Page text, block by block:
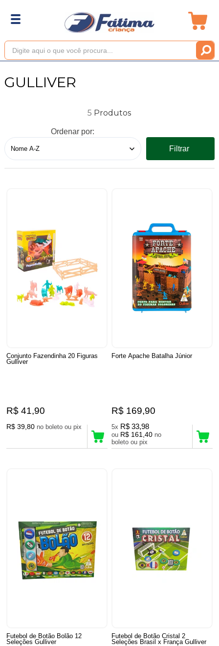
GULLIVER
5
Ordenar por:
Filtrar
Conjunto Fazendinha 20 Figuras
Gulliver
R$ 41,90
R$ 39,80 no boleto ou pix
Forte Apache Batalha Júnior
R$ 169,90
5x R$ 33,98
ou R$ 161,40 no
boleto ou pix
Futebol de Botão Bolão 12
Seleções Gulliver
Futebol de Botão Cristal 2
Seleções Brasil x França Gulliver